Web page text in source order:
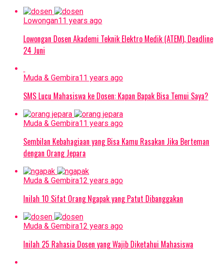
Lowongan11 years ago
Lowongan Dosen Akademi Teknik Elektro Medik (ATEM), Deadline
24 Juni
Muda & Gembira11 years ago
SMS Lucu Mahasiswa ke Dosen: Kapan Bapak Bisa Temui Saya?
Muda & Gembira11 years ago
Sembilan Kebahagiaan yang Bisa Kamu Rasakan Jika Berteman
dengan Orang Jepara
Muda & Gembira12 years ago
Inilah 10 Sifat Orang Ngapak yang Patut Dibanggakan
Muda & Gembira12 years ago
Inilah 25 Rahasia Dosen yang Wajib Diketahui Mahasiswa